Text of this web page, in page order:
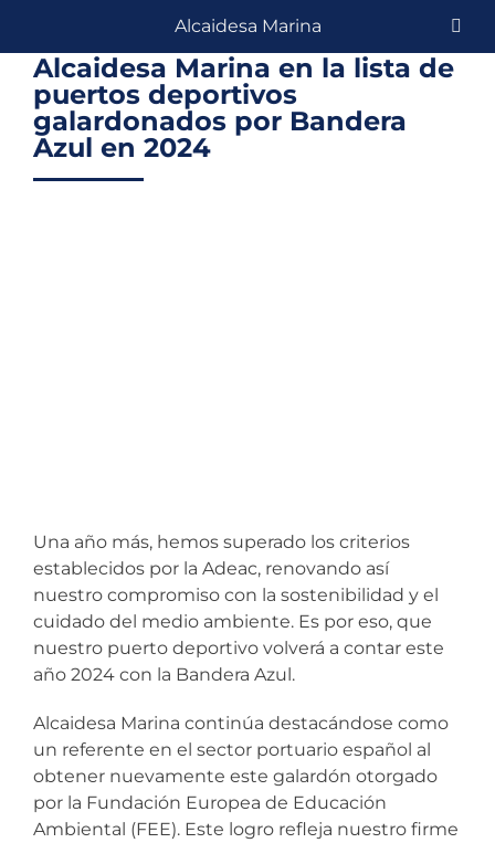
contentAlcaidesa Marina en la lista de
puertos deportivos
galardonados por Bandera
Azul en 2024
Una año más, hemos superado los criterios
establecidos por la Adeac, renovando así
nuestro compromiso con la sostenibilidad y el
cuidado del medio ambiente. Es por eso, que
nuestro puerto deportivo volverá a contar este
año 2024 con la Bandera Azul.
Alcaidesa Marina continúa destacándose como
un referente en el sector portuario español al
obtener nuevamente este galardón otorgado
por la Fundación Europea de Educación
Ambiental (FEE). Este logro refleja nuestro firme
Alcaidesa Marina